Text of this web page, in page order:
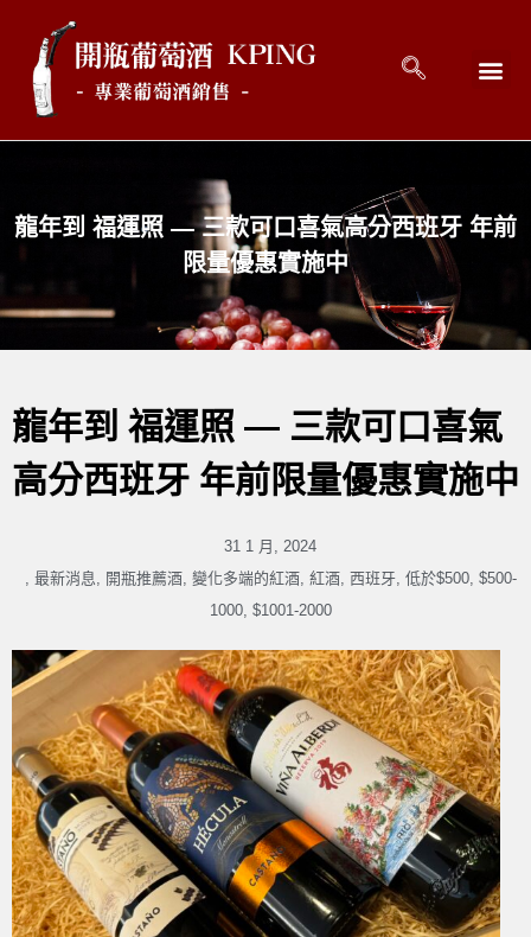
龍年到 福運照 — 三款可口喜氣高分西班牙 年前
限量優惠實施中
龍年到 福運照 — 三款可口喜氣
高分西班牙 年前限量優惠實施中
31 1 月, 2024
最新消息 開瓶推薦酒, 變化多端的紅酒, 紅酒, 西班牙, 低於$500, $500-
1000, $1001-2000